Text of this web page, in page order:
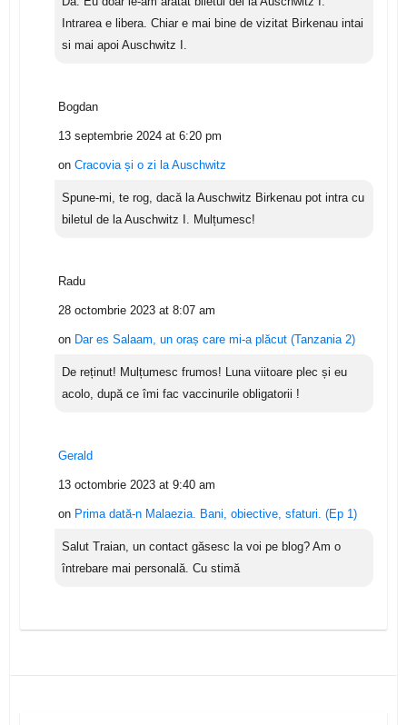
Intrarea e libera. Chiar e mai bine de vizitat Birkenau intai
si mai apoi Auschwitz I.
Bogdan
13 septembrie 2024 at 6:20 pm
on Cracovia și o zi la Auschwitz
Spune-mi, te rog, dacă la Auschwitz Birkenau pot intra cu
biletul de la Auschwitz I. Mulțumesc!
Radu
28 octombrie 2023 at 8:07 am
on Dar es Salaam, un oraș care mi-a plăcut (Tanzania 2)
De reținut! Mulțumesc frumos! Luna viitoare plec și eu
acolo, după ce îmi fac vaccinurile obligatorii !
Gerald
13 octombrie 2023 at 9:40 am
on Prima dată-n Malaezia. Bani, obiective, sfaturi. (Ep 1)
Salut Traian, un contact găsesc la voi pe blog? Am o
întrebare mai personală. Cu stimă